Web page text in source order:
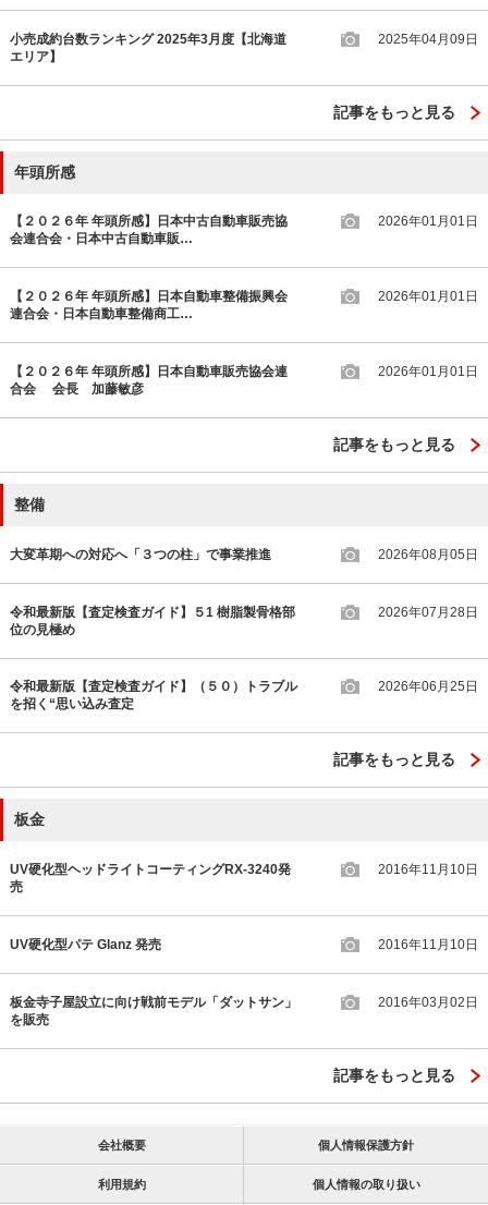
小売成約台数ランキング 2025年3月度【北海道
エリア】
2025年04月09日
記事をもっと見る
年頭所感
【２０２６年 年頭所感】日本中古自動車販売協
会連合会・日本中古自動車販…
2026年01月01日
【２０２６年 年頭所感】日本自動車整備振興会
連合会・日本自動車整備商工…
2026年01月01日
【２０２６年 年頭所感】日本自動車販売協会連
合会 会長 加藤敏彦
2026年01月01日
記事をもっと見る
整備
大変革期への対応へ「３つの柱」で事業推進 2026年08月05日
令和最新版【査定検査ガイド】５1 樹脂製骨格部
位の見極め
2026年07月28日
令和最新版【査定検査ガイド】（５０）トラブル
を招く“思い込み査定
2026年06月25日
記事をもっと見る
板金
UV硬化型ヘッドライトコーティングRX-3240発
売
2016年11月10日
UV硬化型パテ Glanz 発売 2016年11月10日
板金寺子屋設立に向け戦前モデル「ダットサン」
を販売
2016年03月02日
記事をもっと見る
会社概要 個人情報保護方針
利用規約 個人情報の取り扱い